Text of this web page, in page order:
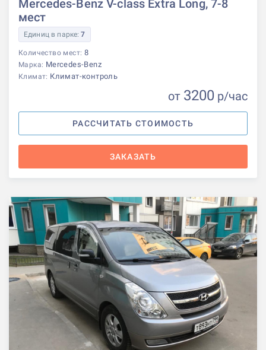
Mercedes-Benz V-class Extra Long, 7-8
мест
Единиц в парке:7
Количество мест: 8
Марка: Mercedes-Benz
Климат: Климат-контроль
от 3200 р/час
РАССЧИТАТЬ СТОИМОСТЬ
ЗАКАЗАТЬ